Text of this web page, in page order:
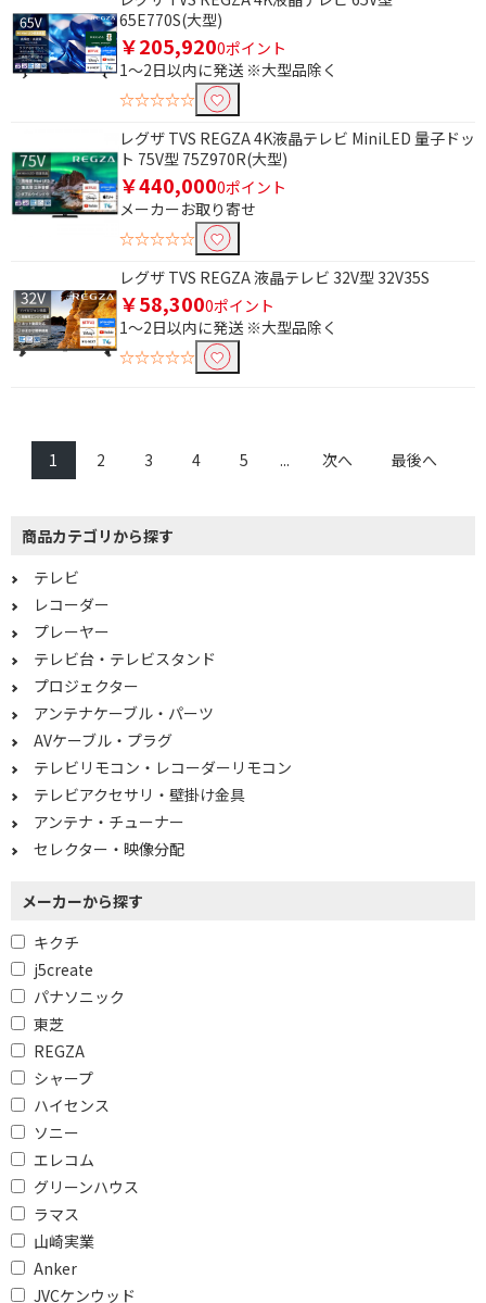
65E770S(大型)
￥205,9200ポイント
1～2日以内に発送 ※大型品除く
☆☆☆☆☆
レグザ TVS REGZA 4K液晶テレビ MiniLED 量子ドッ
ト 75V型 75Z970R(大型)
￥440,0000ポイント
メーカーお取り寄せ
☆☆☆☆☆
レグザ TVS REGZA 液晶テレビ 32V型 32V35S
￥58,3000ポイント
1～2日以内に発送 ※大型品除く
☆☆☆☆☆
1 2 3 4 5 ... 次へ 最後へ
商品カテゴリから探す
テレビ
レコーダー
プレーヤー
テレビ台・テレビスタンド
プロジェクター
アンテナケーブル・パーツ
AVケーブル・プラグ
テレビリモコン・レコーダーリモコン
テレビアクセサリ・壁掛け金具
アンテナ・チューナー
セレクター・映像分配
メーカーから探す
キクチ
j5create
パナソニック
東芝
REGZA
シャープ
ハイセンス
ソニー
エレコム
グリーンハウス
ラマス
山崎実業
Anker
JVCケンウッド
インターフェイスで絞り込む
USB-A(3.0対応)
長さで絞り込む
1.0m～1.5m未満
1m～2m未満
10m～15m未満
0.3m未満
1.5m～2m未満
5m
HDMI⇔VGA
Wi-Fi機能で絞り込む
Bluetooth対応で絞り込む
Bluetooth非対応
Wi-Fiで絞り込む
Wi-Fi非対応
BS・CS 4Kチューナー
HDD(外付)対応